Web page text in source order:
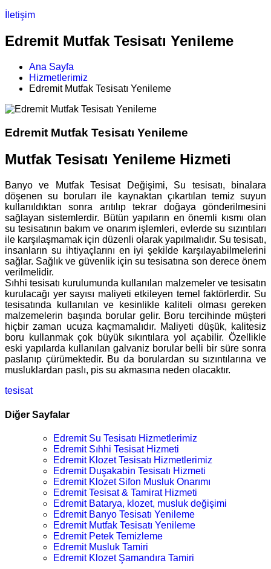
İletişim
Edremit Mutfak Tesisatı Yenileme
Ana Sayfa
Hizmetlerimiz
Edremit Mutfak Tesisatı Yenileme
Edremit Mutfak Tesisatı Yenileme
Mutfak Tesisatı Yenileme Hizmeti
Banyo ve Mutfak Tesisat Değişimi, Su tesisatı, binalara
döşenen su boruları ile kaynaktan çıkartılan temiz suyun
kullanıldıktan sonra arıtılıp tekrar doğaya gönderilmesini
sağlayan sistemlerdir. Bütün yapıların en önemli kısmı olan
su tesisatının bakım ve onarım işlemleri, evlerde su sızıntıları
ile karşılaşmamak için düzenli olarak yapılmalıdır. Su tesisatı,
insanların su ihtiyaçlarını en iyi şekilde karşılayabilmelerini
sağlar. Sağlık ve güvenlik için su tesisatına son derece önem
verilmelidir.
Sıhhi tesisatı kurulumunda kullanılan malzemeler ve tesisatın
kurulacağı yer sayısı maliyeti etkileyen temel faktörlerdir. Su
tesisatında kullanılan ve kesinlikle kaliteli olması gereken
malzemelerin başında borular gelir. Boru tercihinde müşteri
hiçbir zaman ucuza kaçmamalıdır. Maliyeti düşük, kalitesiz
boru kullanmak çok büyük sıkıntılara yol açabilir. Özellikle
eski yapılarda kullanılan galvaniz borular belli bir süre sonra
paslanıp çürümektedir. Bu da borulardan su sızıntılarına ve
musluklardan paslı, pis su akmasına neden olacaktır.
tesisat
Diğer Sayfalar
Edremit Su Tesisatı Hizmetlerimiz
Edremit Sıhhi Tesisat Hizmeti
Edremit Klozet Tesisatı Hizmetlerimiz
Edremit Duşakabin Tesisatı Hizmeti
Edremit Klozet Sifon Musluk Onarımı
Edremit Tesisat & Tamirat Hizmeti
Edremit Batarya, klozet, musluk değişimi
Edremit Banyo Tesisatı Yenileme
Edremit Mutfak Tesisatı Yenileme
Edremit Petek Temizleme
Edremit Musluk Tamiri
Edremit Klozet Şamandıra Tamiri